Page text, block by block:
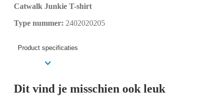
Catwalk Junkie T-shirt
Type nummer: 2402020205
Product specificaties
Dit vind je misschien ook leuk